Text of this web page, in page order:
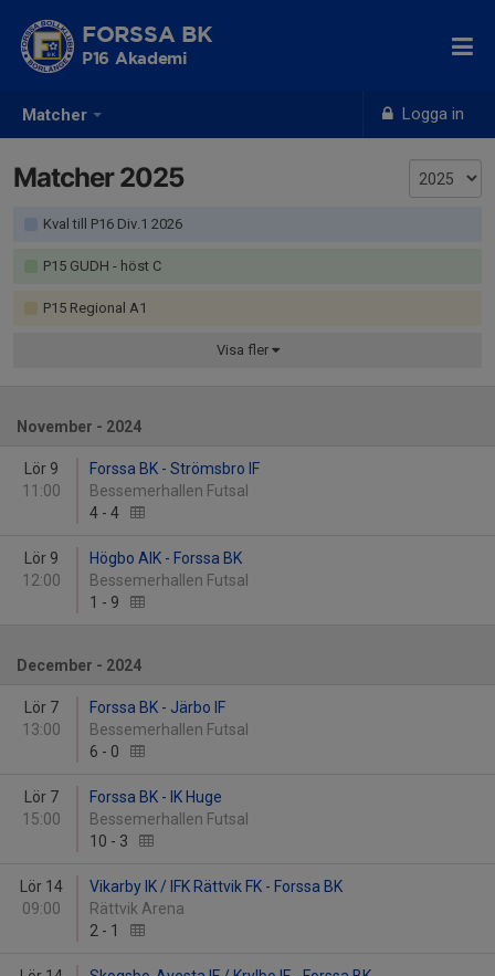
Matcher Logga in
FORSSA BK
P16 Akademi
Matcher 2025
Kval till P16 Div.1 2026
P15 GUDH - höst C
P15 Regional A1
Visa fler
November - 2024
Lör 9
11:00
Forssa BK - Strömsbro IF
Bessemerhallen Futsal
4 - 4
Lör 9
12:00
Högbo AIK - Forssa BK
Bessemerhallen Futsal
1 - 9
December - 2024
Lör 7
13:00
Forssa BK - Järbo IF
Bessemerhallen Futsal
6 - 0
Lör 7
15:00
Forssa BK - IK Huge
Bessemerhallen Futsal
10 - 3
Lör 14
09:00
Vikarby IK / IFK Rättvik FK - Forssa BK
Rättvik Arena
2 - 1